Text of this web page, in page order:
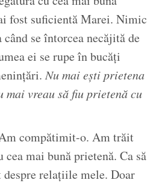
fost suficientă Marei. Nimic
se întorcea necăjită de
ei se rupe în bucăți
Nu mai ești prietena
mai vreau să fiu prietenă cu
compătimit-o. Am trăit
mai bună prietenă. Ca să
relațiile mele. Doar